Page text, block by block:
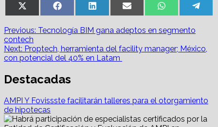
(Twitter)
Facebook LinkedIn WhatsApp
Post
navigation
Previous: Tecnología BIM gana adeptos en segmento
contech
Next: Proptech, herramienta del facility manager; México,
con potencial del 40% en Latam
Destacadas
AMPI Y Fovissste facilitarán talleres para el otorgamiento
de hipotecas